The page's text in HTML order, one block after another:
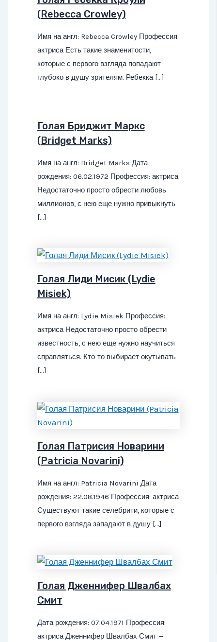
(Rebecca Crowley)
Имя на англ: Rebecca Crowley Профессия:
актриса Есть такие знаменитости,
которые с первого взгляда попадают
глубоко в душу зрителям. Ребекка […]
Голая Бриджит Маркс
(Bridget Marks)
Имя на англ: Bridget Marks Дата
рождения: 06.02.1972 Профессия: актриса
Недостаточно просто обрести любовь
миллионов, с нею еще нужно привыкнуть
[…]
Голая Лиди Мисик (Lydie
Misiek)
Имя на англ: Lydie Misiek Профессия:
актриса Недостаточно просто обрести
известность, с нею еще нужно научиться
справляться. Кто-то выбирает окутывать
[…]
Голая Патрисия Новарини
(Patricia Novarini)
Имя на англ: Patricia Novarini Дата
рождения: 22.08.1946 Профессия: актриса
Существуют такие селебрити, которые с
первого взгляда западают в душу […]
Голая Дженнифер Швалбах
Смит
Дата рождения: 07.04.1971 Профессия:
актриса Дженнифер Швалбах Смит —